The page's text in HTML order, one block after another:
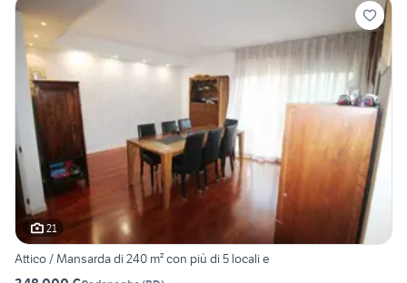
21
Attico / Mansarda di 240 m² con più di 5 locali e